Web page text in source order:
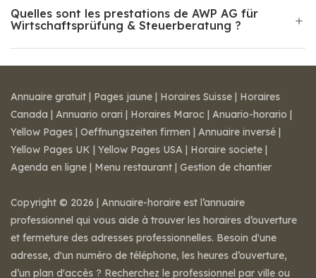
Quelles sont les prestations de AWP AG für
Wirtschaftsprüfung & Steuerberatung ?
Annuaire gratuit | Pages jaune | Horaires Suisse | Horaires
Canada | Annuario orari | Horaires Maroc | Anuario-horario |
Yellow Pages | Oeffnungszeiten firmen | Annuaire inversé |
Yellow Pages UK | Yellow Pages USA | Horaire societe |
Agenda en ligne | Menu restaurant | Gestion de chantier
Copyright © 2026 | Annuaire-horaire est l’annuaire
professionnel qui vous aide à trouver les horaires d’ouverture
et fermeture des adresses professionnelles. Besoin d'une
adresse, d'un numéro de téléphone, les heures d’ouverture,
d’un plan d'accès ? Recherchez le professionnel par ville ou